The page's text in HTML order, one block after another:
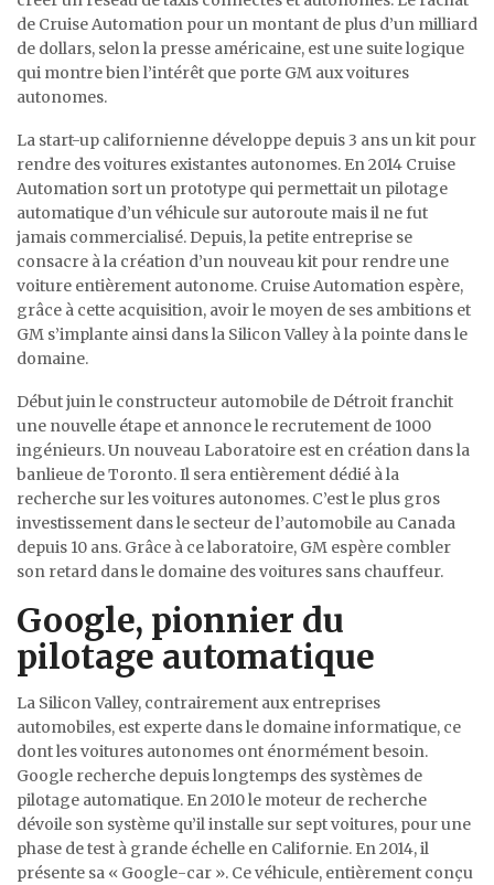
de Cruise Automation pour un montant de plus d’un milliard
de dollars, selon la presse américaine, est une suite logique
qui montre bien l’intérêt que porte GM aux voitures
autonomes.
La start-up californienne développe depuis 3 ans un kit pour
rendre des voitures existantes autonomes. En 2014 Cruise
Automation sort un prototype qui permettait un pilotage
automatique d’un véhicule sur autoroute mais il ne fut
jamais commercialisé. Depuis, la petite entreprise se
consacre à la création d’un nouveau kit pour rendre une
voiture entièrement autonome. Cruise Automation espère,
grâce à cette acquisition, avoir le moyen de ses ambitions et
GM s’implante ainsi dans la Silicon Valley à la pointe dans le
domaine.
Début juin le constructeur automobile de Détroit franchit
une nouvelle étape et annonce le recrutement de 1000
ingénieurs. Un nouveau Laboratoire est en création dans la
banlieue de Toronto. Il sera entièrement dédié à la
recherche sur les voitures autonomes. C’est le plus gros
investissement dans le secteur de l’automobile au Canada
depuis 10 ans. Grâce à ce laboratoire, GM espère combler
son retard dans le domaine des voitures sans chauffeur.
Google, pionnier du
pilotage automatique
La Silicon Valley, contrairement aux entreprises
automobiles, est experte dans le domaine informatique, ce
dont les voitures autonomes ont énormément besoin.
Google recherche depuis longtemps des systèmes de
pilotage automatique. En 2010 le moteur de recherche
dévoile son système qu’il installe sur sept voitures, pour une
phase de test à grande échelle en Californie. En 2014, il
présente sa « Google-car ». Ce véhicule, entièrement conçu